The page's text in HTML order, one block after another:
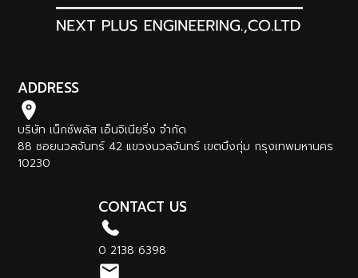
ADDRESS
บริษัท เน็กซ์พลัส เอ็นจิเนียริ่ง จำกัด
88 ซอยนวลจันทร์ 42 แขวงนวลจันทร์ เขตบึงกุ่ม กรุงเทพมหานคร
10230
CONTACT US
0 2138 6398